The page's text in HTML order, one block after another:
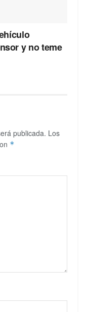
y no teme
publicada. Los
*